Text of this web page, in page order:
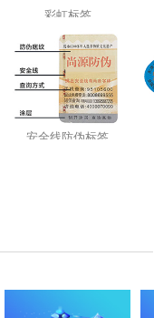
彩虹标签
安全线防伪标签